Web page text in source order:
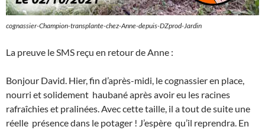
cognassier-Champion-transplante-chez-Anne-depuis-DZprod-Jardin
La preuve le SMS reçu en retour de Anne :
Bonjour David. Hier, fin d’après-midi, le cognassier en place,
nourri et solidement haubané après avoir eu les racines
rafraîchies et pralinées. Avec cette taille, il a tout de suite une
réelle présence dans le potager ! J’espère qu’il reprendra. En